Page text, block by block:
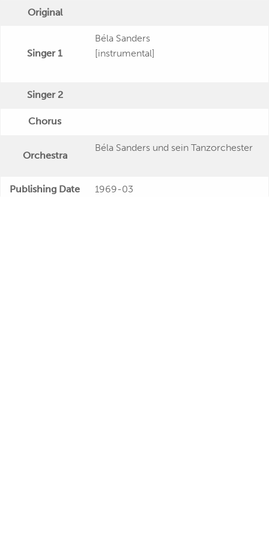
Original
Singer 1
Béla Sanders
[instrumental]
Singer 2
Chorus
Orchestra
Béla Sanders und sein Tanzorchester
Publishing Date 1969-03